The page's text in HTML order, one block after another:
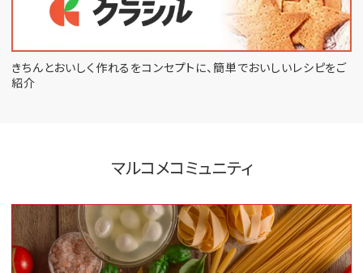
きちんとおいしく作れるをコンセプトに、 簡単でおいしいレシピをご
紹介
マルコメコミュニティ